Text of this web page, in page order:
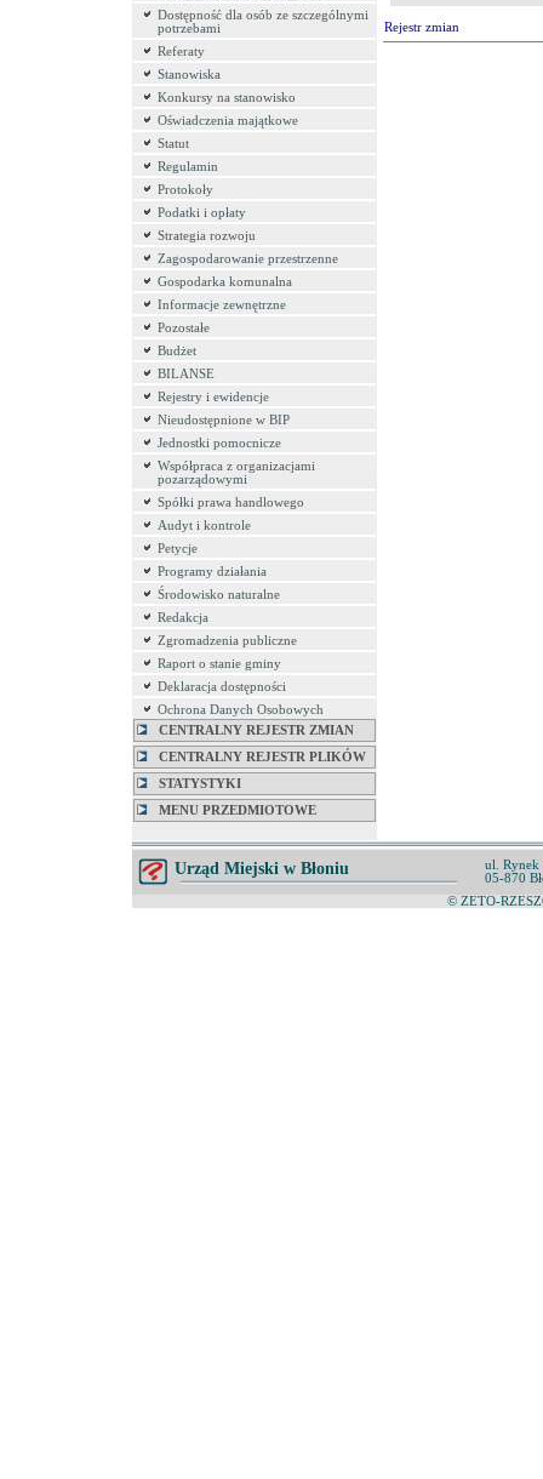
Dostępność dla osób ze szczególnymi
potrzebami
Referaty
Stanowiska
Konkursy na stanowisko
Oświadczenia majątkowe
Statut
Regulamin
Protokoły
Podatki i opłaty
Strategia rozwoju
Zagospodarowanie przestrzenne
Gospodarka komunalna
Informacje zewnętrzne
Pozostałe
Budżet
BILANSE
Rejestry i ewidencje
Nieudostępnione w BIP
Jednostki pomocnicze
Współpraca z organizacjami
pozarządowymi
Spółki prawa handlowego
Audyt i kontrole
Petycje
Programy działania
Środowisko naturalne
Redakcja
Zgromadzenia publiczne
Raport o stanie gminy
Deklaracja dostępności
Ochrona Danych Osobowych
CENTRALNY REJESTR ZMIAN
CENTRALNY REJESTR PLIKÓW
STATYSTYKI
MENU PRZEDMIOTOWE
Rejestr zmian
Urząd Miejski w Błoniu
ul. Rynek
05-870
© ZETO-